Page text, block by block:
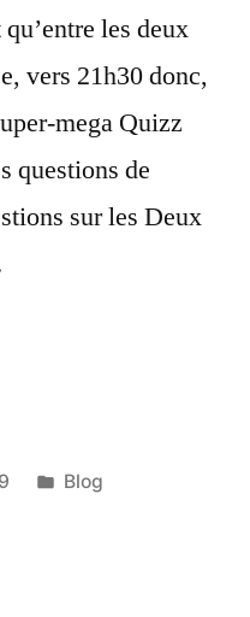
les deux
vers 21h30 donc,
mega Quizz
questions de
sur les Deux
Publié
Blog